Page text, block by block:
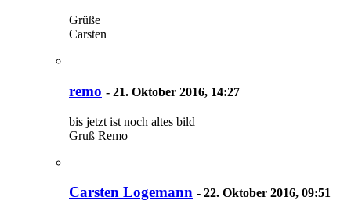
Grüße
Carsten
remo - 21. Oktober 2016, 14:27
bis jetzt ist noch altes bild
Gruß Remo
Carsten Logemann - 22. Oktober 2016, 09:51